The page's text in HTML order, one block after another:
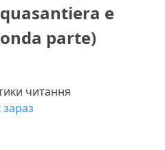
e
parte)
читання